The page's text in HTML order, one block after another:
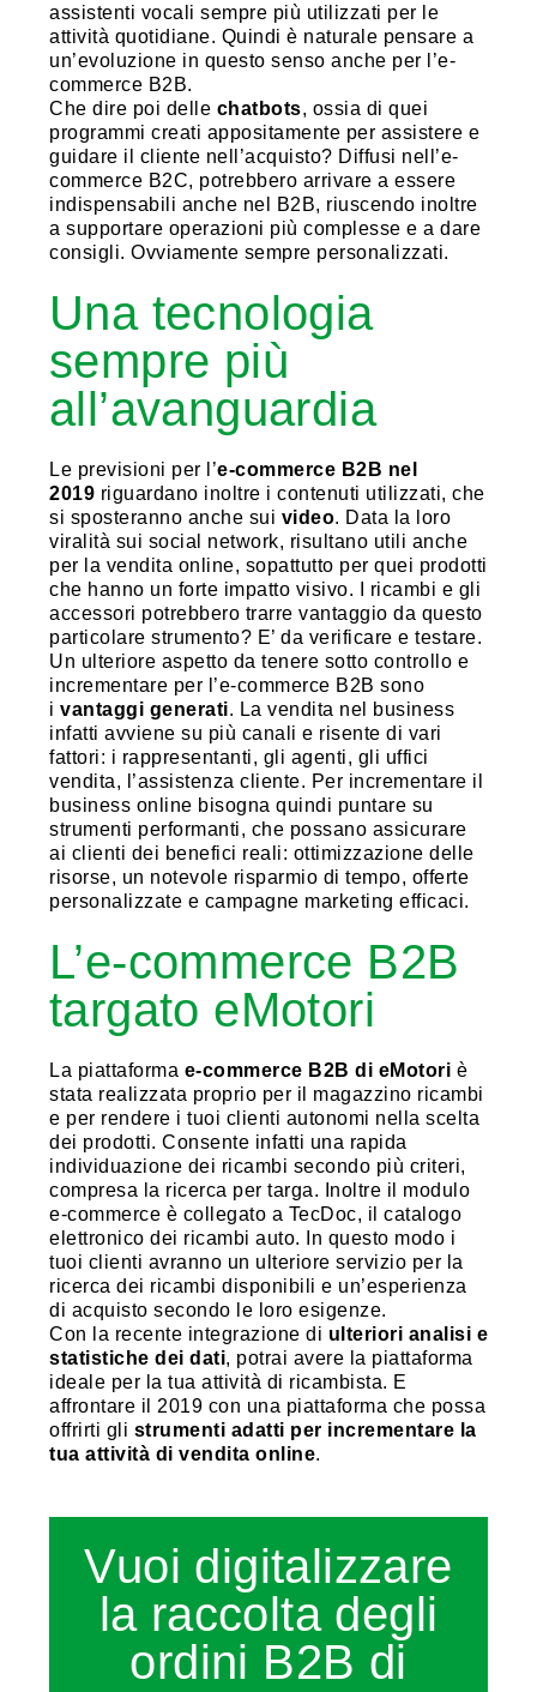
assistenti vocali sempre più utilizzati per le
attività quotidiane. Quindi è naturale pensare a
un’evoluzione in questo senso anche per l’e-
commerce B2B.
Che dire poi delle chatbots, ossia di quei
programmi creati appositamente per assistere e
guidare il cliente nell’acquisto? Diffusi nell’e-
commerce B2C, potrebbero arrivare a essere
indispensabili anche nel B2B, riuscendo inoltre
a supportare operazioni più complesse e a dare
consigli. Ovviamente sempre personalizzati.
Una tecnologia
sempre più
all’avanguardia
Le previsioni per l’e-commerce B2B nel
2019 riguardano inoltre i contenuti utilizzati, che
si sposteranno anche sui video. Data la loro
viralità sui social network, risultano utili anche
per la vendita online, sopattutto per quei prodotti
che hanno un forte impatto visivo. I ricambi e gli
accessori potrebbero trarre vantaggio da questo
particolare strumento? E’ da verificare e testare.
Un ulteriore aspetto da tenere sotto controllo e
incrementare per l’e-commerce B2B sono
i vantaggi generati. La vendita nel business
infatti avviene su più canali e risente di vari
fattori: i rappresentanti, gli agenti, gli uffici
vendita, l’assistenza cliente. Per incrementare il
business online bisogna quindi puntare su
strumenti performanti, che possano assicurare
ai clienti dei benefici reali: ottimizzazione delle
risorse, un notevole risparmio di tempo, offerte
personalizzate e campagne marketing efficaci.
L’e-commerce B2B
targato eMotori
La piattaforma e-commerce B2B di eMotori è
stata realizzata proprio per il magazzino ricambi
e per rendere i tuoi clienti autonomi nella scelta
dei prodotti. Consente infatti una rapida
individuazione dei ricambi secondo più criteri,
compresa la ricerca per targa. Inoltre il modulo
e-commerce è collegato a TecDoc, il catalogo
elettronico dei ricambi auto. In questo modo i
tuoi clienti avranno un ulteriore servizio per la
ricerca dei ricambi disponibili e un’esperienza
di acquisto secondo le loro esigenze.
Con la recente integrazione di ulteriori analisi e
statistiche dei dati, potrai avere la piattaforma
ideale per la tua attività di ricambista. E
affrontare il 2019 con una piattaforma che possa
offrirti gli strumenti adatti per incrementare la
tua attività di vendita online.
Vuoi digitalizzare
la raccolta degli
ordini B2B di